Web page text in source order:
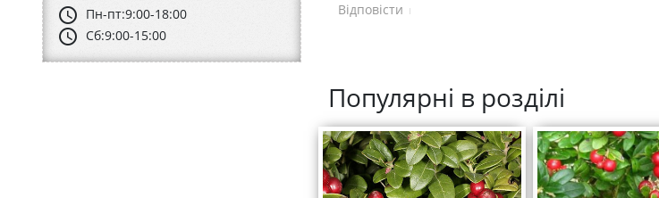
schedule Пн-пт:9:00-18:00
schedule Сб:9:00-15:00
Відповісти
Популярні в розділі